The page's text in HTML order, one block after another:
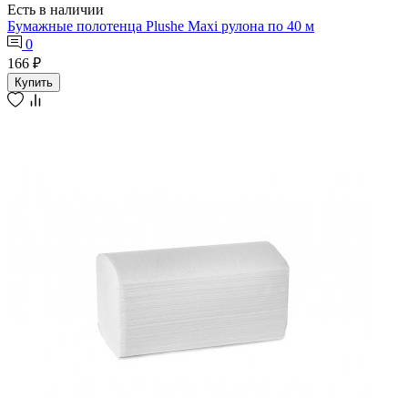
Есть в наличии
Бумажные полотенца Plushe Maxi рулона по 40 м
0
166 ₽
Купить